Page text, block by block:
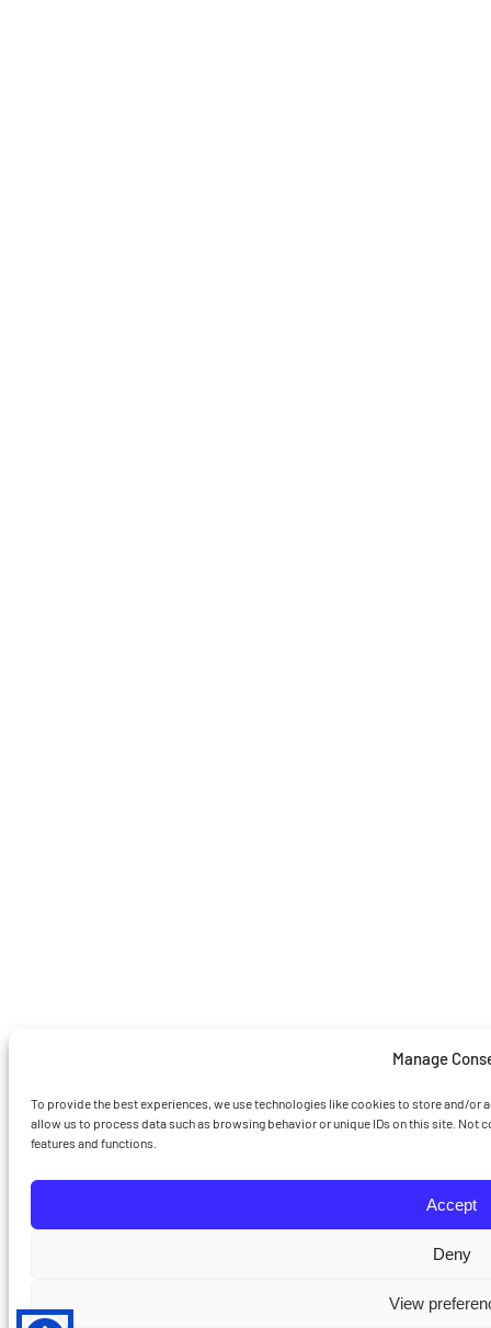
Manage
To provide the best experiences, we use technologies like cookies to store and/
allow us to process data such as browsing behavior or unique IDs on this site.
features and functions.
Accept
Deny
View